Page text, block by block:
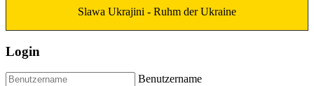
Slawa Ukrajini - Ruhm der Ukraine
Login
Benutzername